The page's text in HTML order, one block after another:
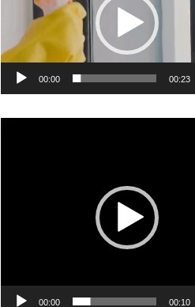
00:00 00:23
Player
00:00 00:10